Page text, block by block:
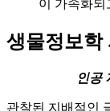
이 가속화되
생물정보학
인공
관찰된 지배적인